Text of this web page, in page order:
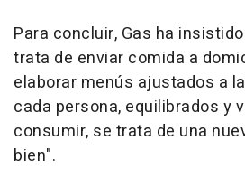
Para concluir, Gas ha
trata de enviar comida a
elaborar menús ajustados a
cada persona, equilibrados y
consumir, se trata de una
bien".